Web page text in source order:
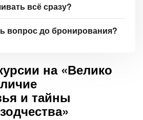
всё сразу?
вопрос до бронирования?
на «Велико
и тайны